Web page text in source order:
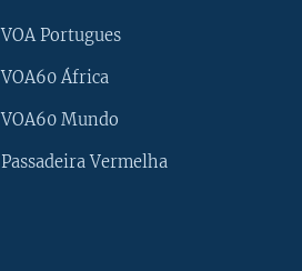
VOA Portugues
VOA60 África
VOA60 Mundo
Passadeira Vermelha